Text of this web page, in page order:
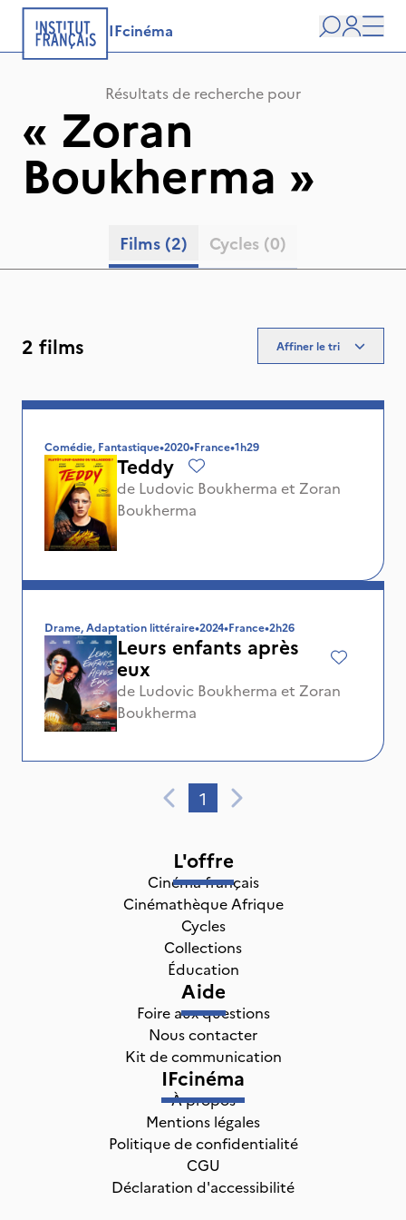
IFcinéma
user
Résultats de recherche pour
« Zoran
Boukherma »
Films (2) Cycles (0)
2 films Affiner le tri
Comédie, Fantastique•2020•France•1h29
Teddy
de Ludovic Boukherma et Zoran
Boukherma
Drame, Adaptation littéraire•2024•France•2h26
Leurs enfants après
eux
de Ludovic Boukherma et Zoran
Boukherma
1
L'offre
Cinéma français
Cinémathèque Afrique
Cycles
Collections
Éducation
Aide
Foire aux questions
Nous contacter
Kit de communication
IFcinéma
À propos
Mentions légales
Politique de confidentialité
CGU
Déclaration d'accessibilité